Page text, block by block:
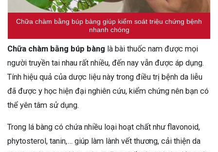
Chữa chàm bằng búp bàng giúp kiểm soát triệu chứng bệnh
nhanh chóng
Chữa chàm bằng búp bàng là bài thuốc nam được mọi
người truyền tai nhau rất nhiều, đến nay vẫn được áp dụng.
Tính hiệu quả của dược liệu này trong điều trị bệnh da liễu
đã được y học hiện đại nghiên cứu, kiểm chứng nên bạn có
thể yên tâm sử dụng.
Trong lá bàng có chứa nhiều loại hoạt chất như flavonoid,
phytosterol, tanin,… giúp làm lành vết thương, cải thiện da